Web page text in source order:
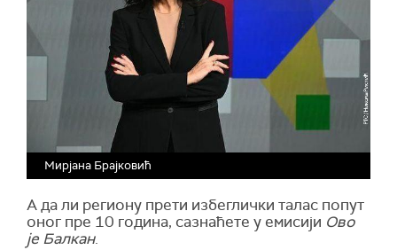
Мирјана Брајковић
А да ли региону прети избеглички талас попут
оног пре 10 година, сазнаћете у емисији Ово
је Балкан.